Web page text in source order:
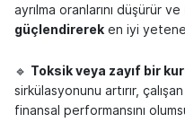
ayrılma oranlarını düşürür ve
güçlendirerek en iyi
🔹 Toksik veya zayıf bir
sirkülasyonunu artırır,
finansal performansını